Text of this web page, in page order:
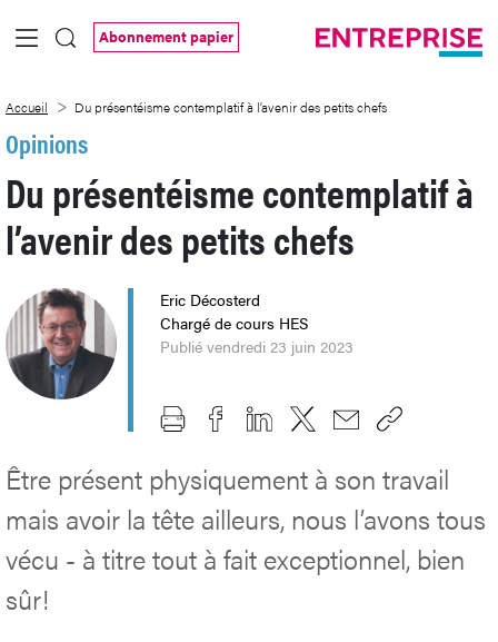
Saut au contenu principal
Abonnement papier
Accueil Du présentéisme contemplatif à l’avenir des petits chefs
Opinions
Du présentéisme contemplatif à
l’avenir des petits chefs
Eric Décosterd
Chargé de cours HES
Publié vendredi 23 juin 2023
Être présent physiquement à son travail
mais avoir la tête ailleurs, nous l’avons tous
vécu - à titre tout à fait exceptionnel, bien
sûr!